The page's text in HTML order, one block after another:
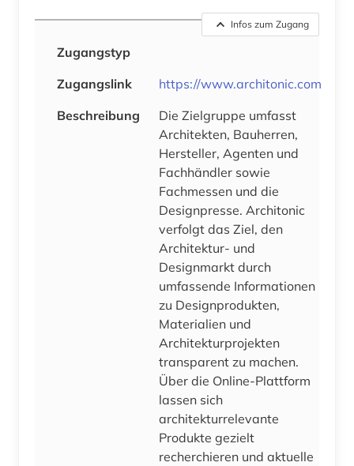
Infos zum Zugang
Zugangstyp
Zugangslink
https://www.architonic.com
Beschreibung
Die Zielgruppe umfasst
Architekten, Bauherren,
Hersteller, Agenten und
Fachhändler sowie
Fachmessen und die
Designpresse. Architonic
verfolgt das Ziel, den
Architektur- und
Designmarkt durch
umfassende Informationen
zu Designprodukten,
Materialien und
Architekturprojekten
transparent zu machen.
Über die Online-Plattform
lassen sich
architekturrelevante
Produkte gezielt
recherchieren und aktuelle